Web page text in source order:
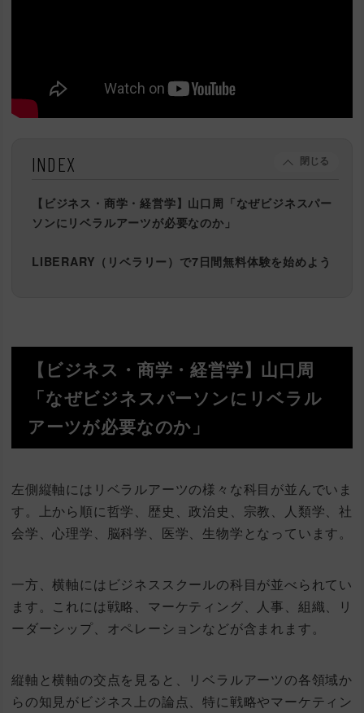
INDEX 閉じる
【ビジネス・商学・経営学】山口周「なぜビジネスパー
ソンにリベラルアーツが必要なのか」
LIBERARY（リベラリー）で7日間無料体験を始めよう
【ビジネス・商学・経営学】山口周
「なぜビジネスパーソンにリベラル
アーツが必要なのか」
左側縦軸にはリベラルアーツの様々な科目が並んでいま
す。上から順に哲学、歴史、政治史、宗教、人類学、社
会学、心理学、脳科学、医学、生物学となっています。
一方、横軸にはビジネススクールの科目が並べられてい
ます。これには戦略、マーケティング、人事、組織、リ
ーダーシップ、オペレーションなどが含まれます。
縦軸と横軸の交点を見ると、リベラルアーツの各領域か
らの知見がビジネス上の論点、特に戦略やマーケティン